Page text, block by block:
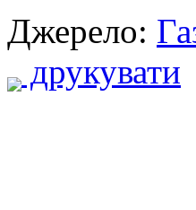
Джерело:
друкувати